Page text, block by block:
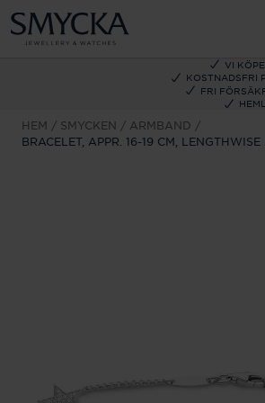
VI
KOSTNADSFRI
FRI
HEM SMYCKEN
ARMBAND
BRACELET, APPR. 16-19 CM,